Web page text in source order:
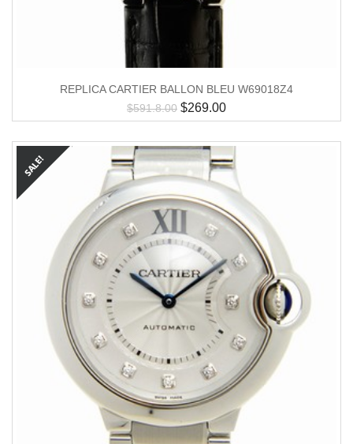
REPLICA CARTIER BALLON BLEU W69018Z4
$591.8.00 $269.00